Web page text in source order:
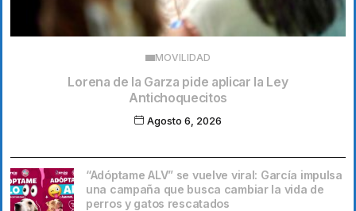
MOVILIDAD
Lorena de la Garza pide aplicar la Ley
Antichoquecitos
Agosto 6, 2026
“Adóptame ALV” se vuelve viral: García impulsa
una campaña que busca cambiar la vida de
perros y gatos rescatados